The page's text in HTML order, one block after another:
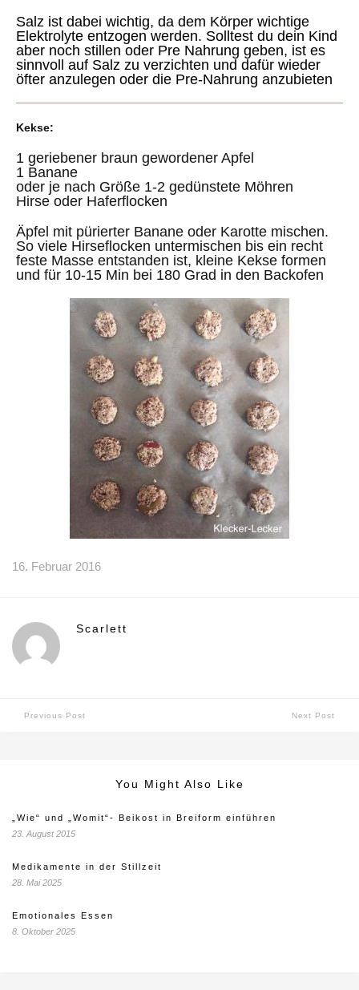
Salz ist dabei wichtig, da dem Körper wichtige
Elektrolyte entzogen werden. Solltest du dein Kind
aber noch stillen oder Pre Nahrung geben, ist es
sinnvoll auf Salz zu verzichten und dafür wieder
öfter anzulegen oder die Pre-Nahrung anzubieten
Kekse:
1 geriebener braun gewordener Apfel
1 Banane
oder je nach Größe 1-2 gedünstete Möhren
Hirse oder Haferflocken
Äpfel mit pürierter Banane oder Karotte mischen.
So viele Hirseflocken untermischen bis ein recht
feste Masse entstanden ist, kleine Kekse formen
und für 10-15 Min bei 180 Grad in den Backofen
16. Februar 2016
Scarlett
Previous Post Next Post
You Might Also Like
„Wie“ und „Womit“- Beikost in Breiform einführen
23. August 2015
Medikamente in der Stillzeit
28. Mai 2025
Emotionales Essen
8. Oktober 2025